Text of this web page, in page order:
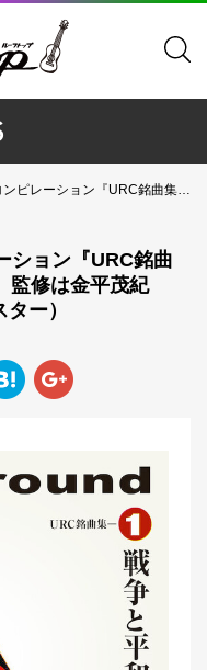
と平和』リリース！ 監修は金平茂紀（TBS『報道特集』特任キャスター）
ション『URC銘曲
監修は金平茂紀
ー）